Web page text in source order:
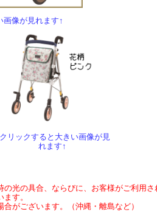
画像が見れます↑
リックすると大きい画像が見
れます↑
光の具合、ならびに、お客様がご利用
す。
がございます。（沖縄・離島など）